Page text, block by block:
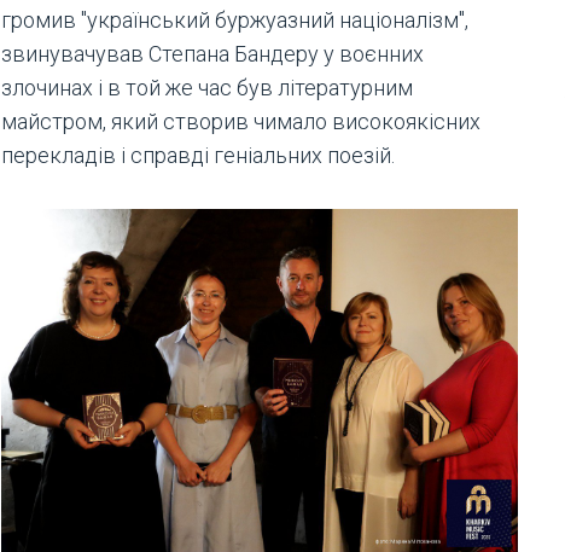
громив "український буржуазний націоналізм",
звинувачував Степана Бандеру у воєнних
злочинах і в той же час був літературним
майстром, який створив чимало високоякісних
перекладів і справді геніальних поезій.